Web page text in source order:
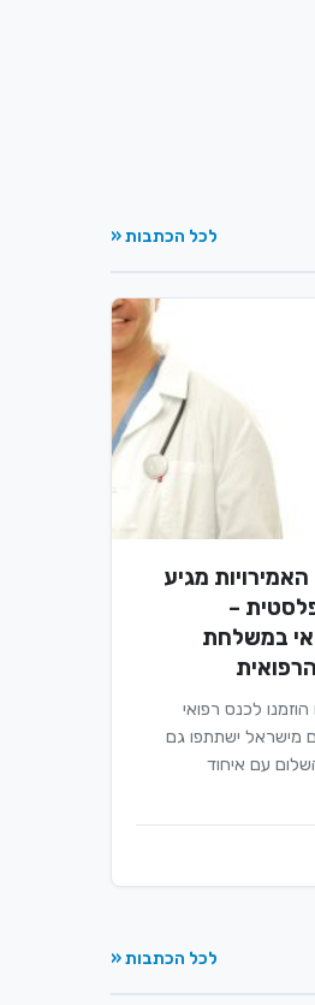
לכל הכתבות «
מגיע
–
במשלחת
לכנס רפואי
מישראל ישתתפו גם
עם איחוד
לכל הכתבות «